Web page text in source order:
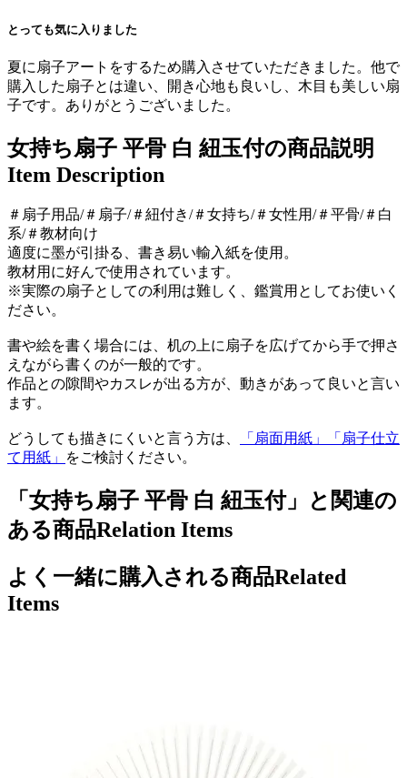
とっても気に入りました
夏に扇子アートをするため購入させていただきました。他で
購入した扇子とは違い、開き心地も良いし、木目も美しい扇
子です。ありがとうございました。
女持ち扇子 平骨 白 紐玉付の商品説明
Item Description
＃扇子用品/＃扇子/＃紐付き/＃女持ち/＃女性用/＃平骨/＃白
系/＃教材向け
適度に墨が引掛る、書き易い輸入紙を使用。
教材用に好んで使用されています。
※実際の扇子としての利用は難しく、鑑賞用としてお使いく
ださい。
書や絵を書く場合には、机の上に扇子を広げてから手で押さ
えながら書くのが一般的です。
作品との隙間やカスレが出る方が、動きがあって良いと言い
ます。
どうしても描きにくいと言う方は、
「扇面用紙」「扇子仕立
て用紙」
をご検討ください。
「女持ち扇子 平骨 白 紐玉付」と関連の
ある商品Relation Items
よく一緒に購入される商品Related
Items